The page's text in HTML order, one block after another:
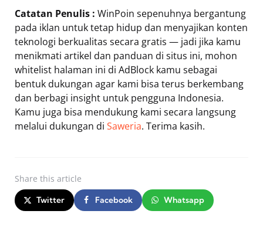
Catatan Penulis : WinPoin sepenuhnya bergantung
pada iklan untuk tetap hidup dan menyajikan konten
teknologi berkualitas secara gratis — jadi jika kamu
menikmati artikel dan panduan di situs ini, mohon
whitelist halaman ini di AdBlock kamu sebagai
bentuk dukungan agar kami bisa terus berkembang
dan berbagi insight untuk pengguna Indonesia.
Kamu juga bisa mendukung kami secara langsung
melalui dukungan di Saweria. Terima kasih.
Share this article
Twitter Facebook Whatsapp